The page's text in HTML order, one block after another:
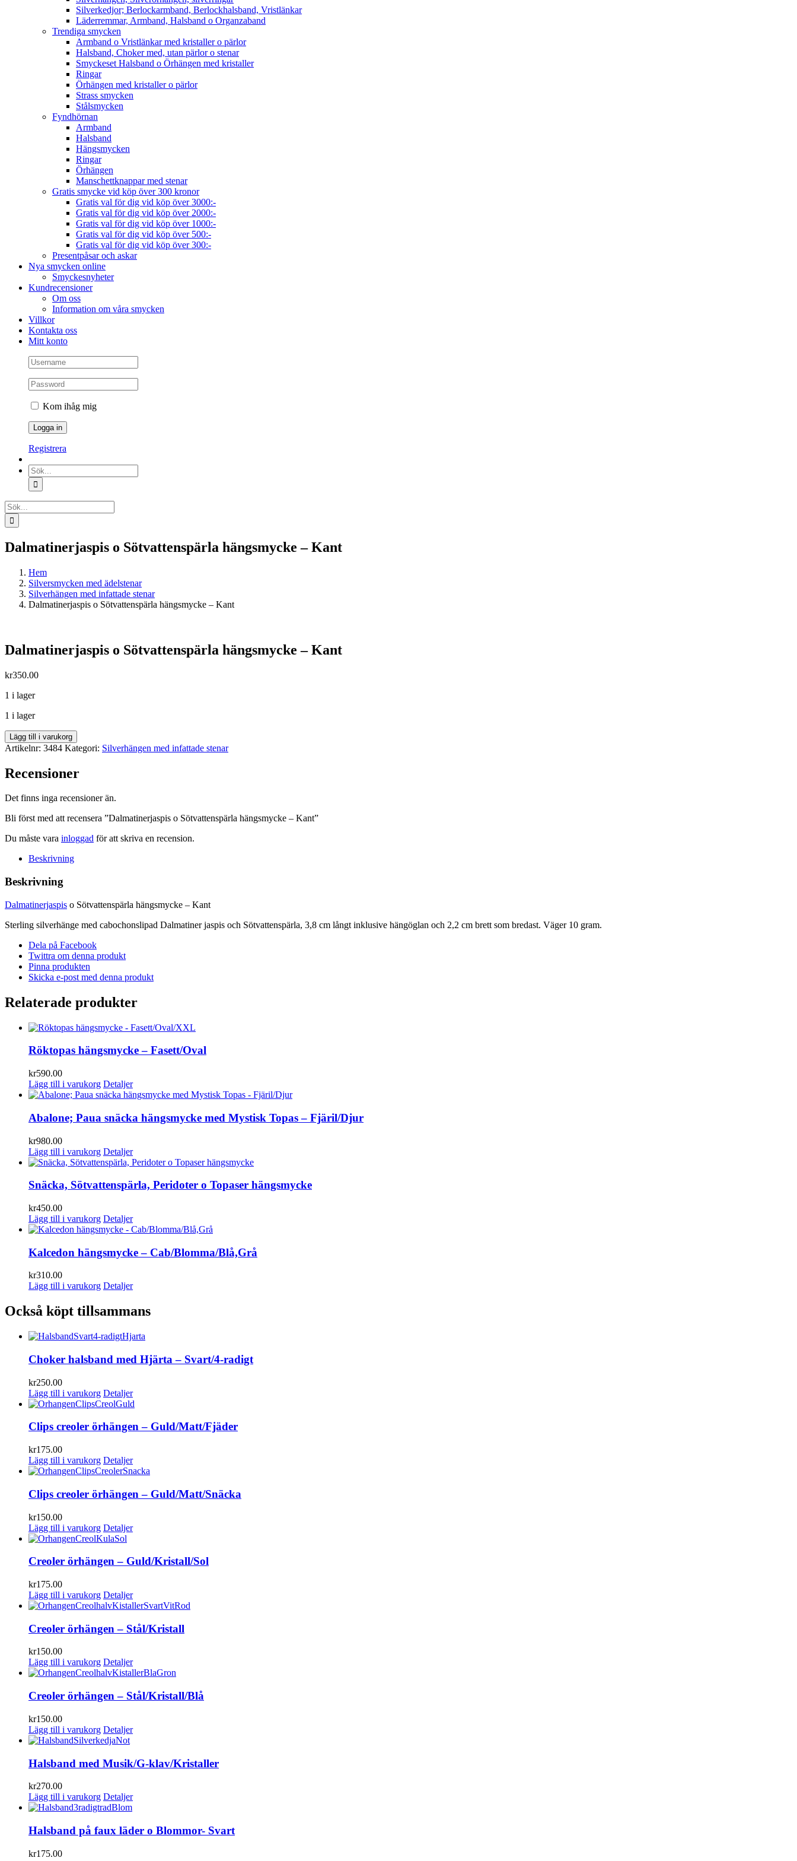
Silverkedjor; Berlockarmband, Berlockhalsband, Vristlänkar
Läderremmar, Armband, Halsband o Organzaband
Trendiga smycken
Armband o Vristlänkar med kristaller o pärlor
Halsband, Choker med, utan pärlor o stenar
Smyckeset Halsband o Örhängen med kristaller
Ringar
Örhängen med kristaller o pärlor
Strass smycken
Stålsmycken
Fyndhörnan
Armband
Halsband
Hängsmycken
Ringar
Örhängen
Manschettknappar med stenar
Gratis smycke vid köp över 300 kronor
Gratis val för dig vid köp över 3000:-
Gratis val för dig vid köp över 2000:-
Gratis val för dig vid köp över 1000:-
Gratis val för dig vid köp över 500:-
Gratis val för dig vid köp över 300:-
Presentpåsar och askar
Nya smycken online
Smyckesnyheter
Kundrecensioner
Om oss
Information om våra smycken
Villkor
Kontakta oss
Mitt konto
Kom ihåg mig
Registrera
Sök
efter:
Sök
efter:
Dalmatinerjaspis o Sötvattenspärla hängsmycke – Kant
Hem
Silversmycken med ädelstenar
Silverhängen med infattade stenar
Dalmatinerjaspis o Sötvattenspärla hängsmycke – Kant
Dalmatinerjaspis o Sötvattenspärla hängsmycke – Kant
kr350.00
1 i lager
1 i lager
Dalmatinerjaspis
o
hängsmycke
-
mängd
Lägg till i varukorg
Artikelnr: 3484 Kategori: Silverhängen med infattade stenar
Recensioner
Det finns inga recensioner än.
Bli först med att recensera ”Dalmatinerjaspis o Sötvattenspärla hängsmycke – Kant”
Du måste vara inloggad för att skriva en recension.
Beskrivning
Beskrivning
Dalmatinerjaspis o Sötvattenspärla hängsmycke – Kant
Sterling silverhänge med cabochonslipad Dalmatiner jaspis och Sötvattenspärla, 3,8 cm långt inklusive hängöglan och 2,2 cm brett som bredast. Väger 10 gram.
Dela på Facebook
Twittra om denna produkt
Pinna produkten
Skicka e-post med denna produkt
Relaterade produkter
Röktopas hängsmycke – Fasett/Oval
kr590.00
Lägg till i varukorg Detaljer
Abalone; Paua snäcka hängsmycke med Mystisk Topas – Fjäril/Djur
kr980.00
Lägg till i varukorg Detaljer
Snäcka, Sötvattenspärla, Peridoter o Topaser hängsmycke
kr450.00
Lägg till i varukorg Detaljer
Kalcedon hängsmycke – Cab/Blomma/Blå,Grå
kr310.00
Lägg till i varukorg Detaljer
Också köpt tillsammans
Choker halsband med Hjärta – Svart/4-radigt
kr250.00
Lägg till i varukorg Detaljer
Clips creoler örhängen – Guld/Matt/Fjäder
kr175.00
Lägg till i varukorg Detaljer
Clips creoler örhängen – Guld/Matt/Snäcka
kr150.00
Lägg till i varukorg Detaljer
Creoler örhängen – Guld/Kristall/Sol
kr175.00
Lägg till i varukorg Detaljer
Creoler örhängen – Stål/Kristall
kr150.00
Lägg till i varukorg Detaljer
Creoler örhängen – Stål/Kristall/Blå
kr150.00
Lägg till i varukorg Detaljer
Halsband med Musik/G-klav/Kristaller
kr270.00
Lägg till i varukorg Detaljer
Halsband på faux läder o Blommor- Svart
kr175.00